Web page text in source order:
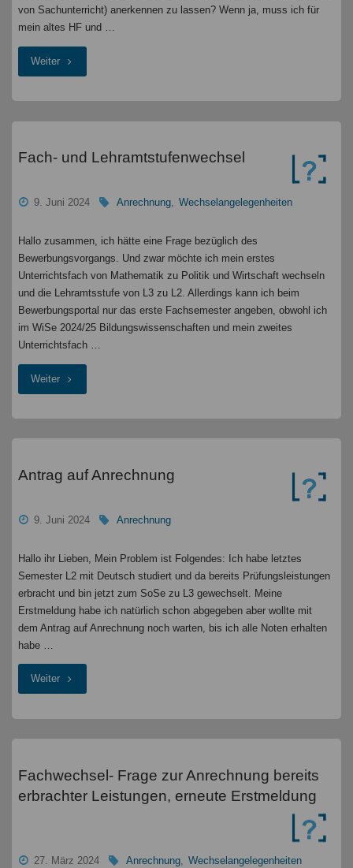
von Sachunterricht) anerkennen zu lassen? Wenn ja, muss ich für
mein altes HF und …
Weiter"Anrechnung
Fach- und Lehramtstufenwechsel
9. Juni 2024 Anrechnung, Wechselangelegenheiten
Hallo zusammen, ich hätte eine Frage bezüglich des
Bewerbungsvorgangs. Und zwar möchte ich mein erstes
Unterrichtsfach von Mathematik zu Politik und Wirtschaft wechseln
und die Lehramtsstufe von L3 zu L2. Allerdings kann ich beim
Bewerbungsportal nur das erste Fachsemester angeben, obwohl ich
im WiSe 2024/25 Bildungswissenschaften und mein zweites
Unterrichtsfach …
Weiter"Fach-
Antrag auf Anrechnung
9. Juni 2024 Anrechnung
Hallo ihr Lieben, Mein Problem ist Folgendes: Ich habe letztes
Semester L2 mit Deutsch studiert und da bereits Prüfungsleistungen
erbracht und bin jetzt zum SoSe zu L3 gewechselt. Meine
Erstmeldung habe ich natürlich schon abgegeben aber wollte mit
dem Antrag auf Anrechnung noch warten, bis ich alle Noten erhalten
habe …
Weiter"Antrag
"
Fachwechsel- Frage zur Anrechnung bereits
erbrachter Leistungen, erneute Erstmeldung
27. März 2024 Anrechnung, Wechselangelegenheiten